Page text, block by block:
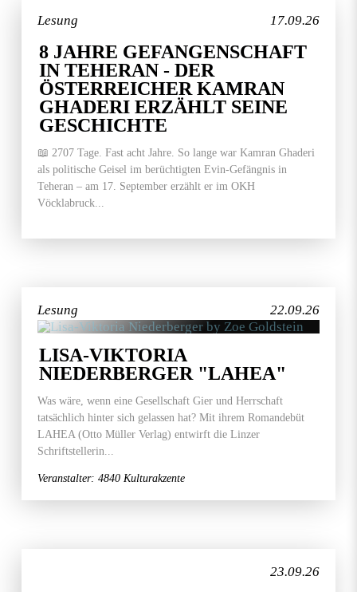
17.09.26
Lesung
8 JAHRE GEFANGENSCHAFT
IN TEHERAN - DER
ÖSTERREICHER KAMRAN
GHADERI ERZÄHLT SEINE
GESCHICHTE
📖 2707 Tage. Fast acht Jahre. So lange war Kamran Ghaderi
als politische Geisel im berüchtigten Evin-Gefängnis in
Teheran – am 17. September erzählt er im OKH
Vöcklabruck...
22.09.26
Lesung
LISA-VIKTORIA
NIEDERBERGER "LAHEA"
Was wäre, wenn eine Gesellschaft Gier und Herrschaft
tatsächlich hinter sich gelassen hat? Mit ihrem Romandebüt
LAHEA (Otto Müller Verlag) entwirft die Linzer
Schriftstellerin...
Veranstalter: 4840 Kulturakzente
23.09.26